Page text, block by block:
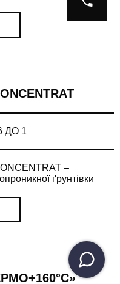
ДО 1
–
ґрунтівки